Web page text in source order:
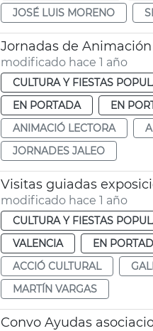
JOSÉ LUIS MORENO
Jornadas de
modificado hace 1 año
CULTURA Y FIESTAS
EN PORTADA
EN
ANIMACIÓ LECTORA
JORNADES JALEO
Visitas guiadas
modificado hace 1 año
CULTURA Y FIESTAS
VALENCIA
EN
ACCIÓ CULTURAL
MARTÍN VARGAS
Convo Ayudas